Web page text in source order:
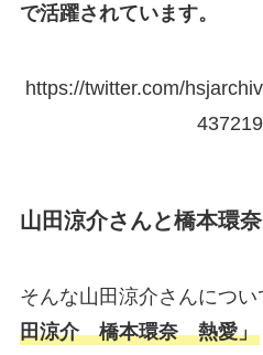
で活躍されています。
https://twitter.com/
山田涼介さんと橋本環
そんな山田涼介さんについ
田涼介 橋本環奈 熱愛」